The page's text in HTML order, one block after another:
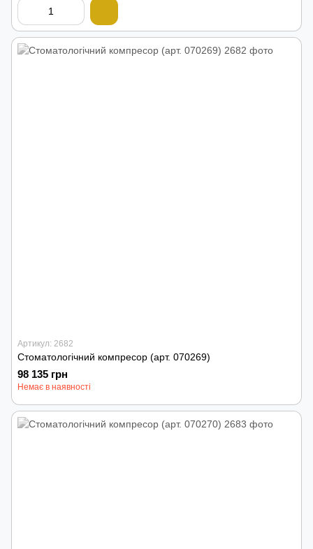
Артикул: 2682
Стоматологічний компресор (арт. 070269)
98 135 грн
Немає в наявності